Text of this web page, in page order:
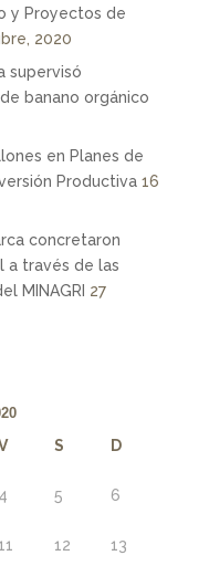
y Proyectos de
2020
supervisó
banano orgánico
en Planes de
Productiva 16
concretaron
a través de las
MINAGRI 27
S D
4 5 6
12 13